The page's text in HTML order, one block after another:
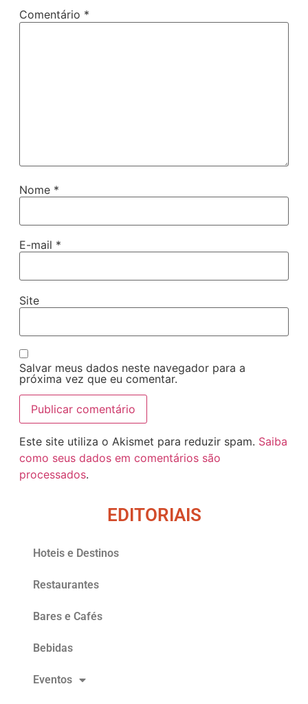
Comentário *
Nome *
E-mail *
Site
Salvar meus dados neste navegador para a
próxima vez que eu comentar.
Este site utiliza o Akismet para reduzir spam. Saiba
como seus dados em comentários são
processados.
EDITORIAIS
Hoteis e Destinos
Restaurantes
Bares e Cafés
Bebidas
Eventos